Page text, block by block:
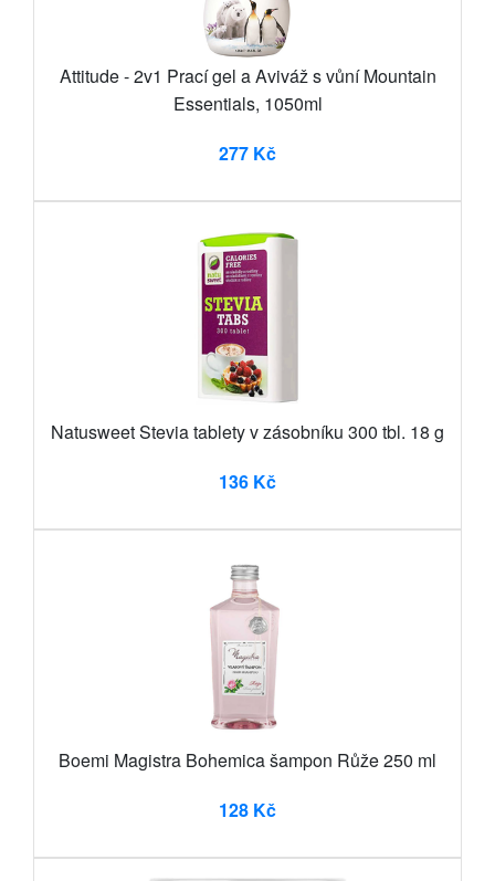
Attitude - 2v1 Prací gel a Aviváž s vůní Mountain
Essentials, 1050ml
277 Kč
Natusweet Stevia tablety v zásobníku 300 tbl. 18 g
136 Kč
Boemi Magistra Bohemica šampon Růže 250 ml
128 Kč